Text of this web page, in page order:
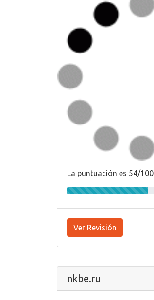
La puntuación es 54/100
Ver Revisión
nkbe.ru